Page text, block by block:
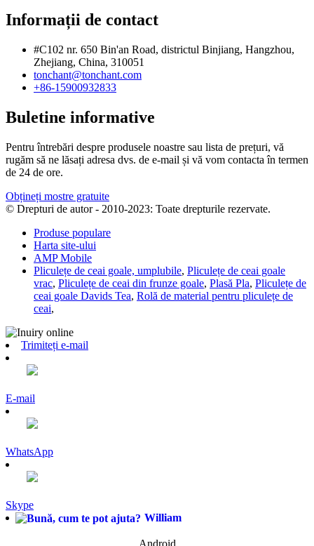
Informații de contact
#C102 nr. 650 Bin'an Road, districtul Binjiang, Hangzhou,
Zhejiang, China, 310051
tonchant@tonchant.com
+86-15900932833
Buletine informative
Pentru întrebări despre produsele noastre sau lista de prețuri, vă
rugăm să ne lăsați adresa dvs. de e-mail și vă vom contacta în termen
de 24 de ore.
Obțineți mostre gratuite
© Drepturi de autor - 2010-2023: Toate drepturile rezervate.
Produse populare
Harta site-ului
AMP Mobile
Pliculețe de ceai goale, umplubile, Pliculețe de ceai goale
vrac, Pliculețe de ceai din frunze goale, Plasă Pla, Pliculețe de
ceai goale Davids Tea, Rolă de material pentru pliculețe de
ceai,
Trimiteți e-mail
E-mail
WhatsApp
Skype
William
Android